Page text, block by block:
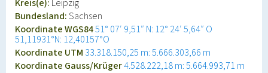
Kreis(e): Leipzig
Bundesland:Sachsen
Koordinate WGS8451° 07′ 9,51″ N: 12° 24′ 5,64″ O
51,11931°N: 12,40157°O
Koordinate UTM 33.318.150,25 m: 5.666.303,66 m
Koordinate Gauss/Krüger4.528.222,18 m: 5.664.993,71 m